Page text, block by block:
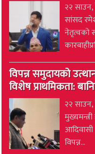
२२ साउन,
सांसद
नेतृत्वको
विपन्न समुदायको
विशेष प्राथमिकता:
२२ साउन,
विपन्न...